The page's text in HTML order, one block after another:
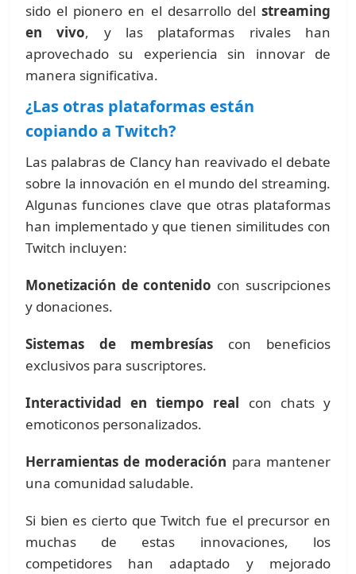
sido el pionero en el desarrollo del streaming
en vivo, y las plataformas rivales han
aprovechado su experiencia sin innovar de
manera significativa.
¿Las otras plataformas están
copiando a Twitch?
Las palabras de Clancy han reavivado el debate
sobre la innovación en el mundo del streaming.
Algunas funciones clave que otras plataformas
han implementado y que tienen similitudes con
Twitch incluyen:
Monetización de contenido con suscripciones
y donaciones.
Sistemas de membresías con beneficios
exclusivos para suscriptores.
Interactividad en tiempo real con chats y
emoticonos personalizados.
Herramientas de moderación para mantener
una comunidad saludable.
Si bien es cierto que Twitch fue el precursor en
muchas de estas innovaciones, los
competidores han adaptado y mejorado